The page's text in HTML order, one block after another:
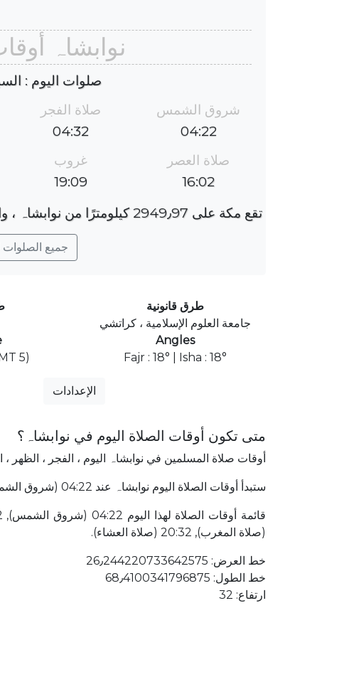
نوابشاہ
صلوات اليوم : السبت، 8
شروق الشمس
04:22
صلاة الفجر
04:32
صلاة العصر
16:02
غروب
19:09
تقع مكة على 2949٫97 كيلومترًا من نوابشاہ ، والفارق الزمني هو 2 ساعات.
جميع الصلوات لـ
طرق قانونية
جامعة العلوم الإسلامية ، كراتشي
Angles
Fajr : 18° | Isha : 18°
5)
الإعدادات
متى تكون أوقات الصلاة اليوم في نوابشاہ؟
أوقات صلاة المسلمين في نوابشاہ اليوم ، الفجر ،
ستبدأ أوقات الصلاة اليوم نوابشاہ عند 04:22 (شروق الشمس) وتنتهي عند 20:32 (صلاة العشاء). نوابشاہ باكستان يقع في 2949٫97 كلم شمال غرب إلى مكة المكرمة.
(صلاة المغرب), 20:32 (صلاة العشاء).
خط العرض: 26٫244220733642575
خط الطول: 68٫4100341796875
ارتفاع: 32